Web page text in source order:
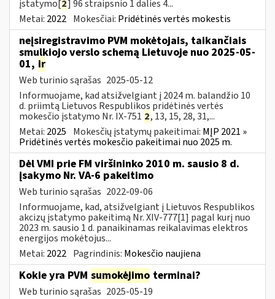
įstatymo[2] 96 straipsnio 1 dalies 4...
Metai: 2022 Mokesčiai: Pridėtinės vertės mokestis
neįsiregistravimo PVM mokėtojais, taikančiais
smulkiojo verslo schemą Lietuvoje nuo 2025-05-
01, ir
Web turinio sąrašas 2025-05-12
Informuojame, kad atsižvelgiant į 2024 m. balandžio 10
d. priimtą Lietuvos Respublikos pridėtinės vertės
mokesčio įstatymo Nr. IX-751 2, 13, 15, 28, 31,...
Metai: 2025 Mokesčių įstatymų pakeitimai: MĮP 2021 »
Pridėtinės vertės mokesčio pakeitimai nuo 2025 m.
Dėl VMI prie FM viršininko 2010 m. sausio 8 d.
įsakymo Nr. VA-6 pakeitimo
Web turinio sąrašas 2022-09-06
Informuojame, kad, atsižvelgiant į Lietuvos Respublikos
akcizų įstatymo pakeitimą Nr. XIV-777[1] pagal kurį nuo
2023 m. sausio 1 d. panaikinamas reikalavimas elektros
energijos mokėtojus...
Metai: 2022 Pagrindinis: Mokesčio naujiena
Kokie yra PVM sumokėjimo terminai?
Web turinio sąrašas 2025-05-19